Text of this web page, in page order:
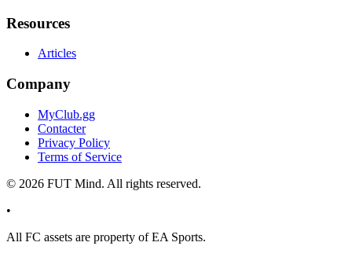
Resources
Articles
Company
MyClub.gg
Contacter
Privacy Policy
Terms of Service
© 2026 FUT Mind. All rights reserved.
•
All FC assets are property of EA Sports.